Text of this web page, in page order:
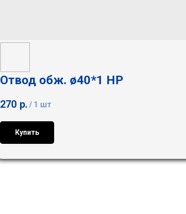
Отвод обж. ø40*1 НР
270 р. / 1 шт
Купить